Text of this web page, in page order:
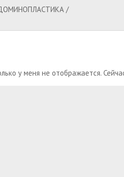
/
у меня не отображается.